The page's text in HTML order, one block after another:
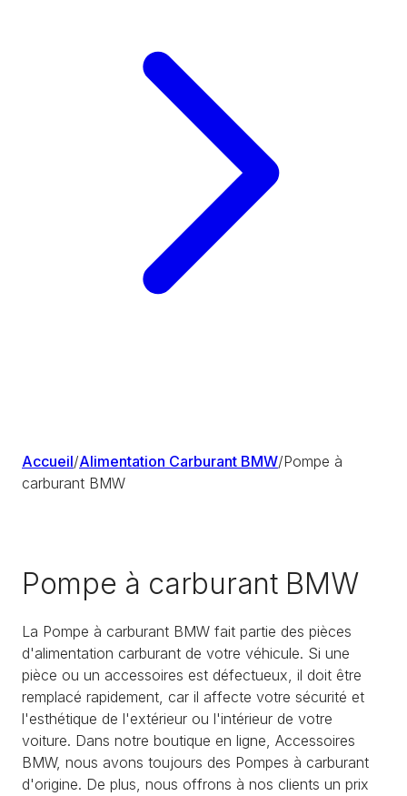
Accueil/Alimentation Carburant BMW/Pompe à
carburant BMW
Pompe à carburant BMW
La Pompe à carburant BMW fait partie des pièces
d'alimentation carburant de votre véhicule. Si une
pièce ou un accessoires est défectueux, il doit être
remplacé rapidement, car il affecte votre sécurité et
l'esthétique de l'extérieur ou l'intérieur de votre
voiture. Dans notre boutique en ligne, Accessoires
BMW, nous avons toujours des Pompes à carburant
d'origine. De plus, nous offrons à nos clients un prix